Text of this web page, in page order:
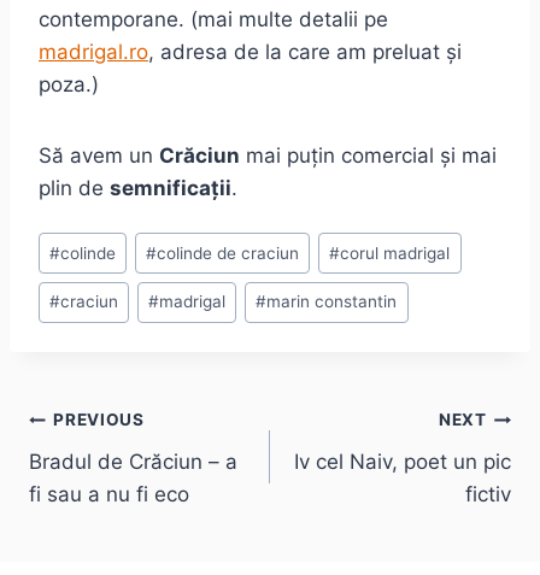
contemporane. (mai multe detalii pe
madrigal.ro, adresa de la care am preluat și
poza.)
Să avem un Crăciun mai puțin comercial și mai
plin de semnificații.
Post
Tags:
#colinde #colinde de craciun #corul madrigal
#craciun #madrigal #marin constantin
Post
navigation
PREVIOUS
Bradul de Crăciun – a
fi sau a nu fi eco
NEXT
Iv cel Naiv, poet un pic
fictiv